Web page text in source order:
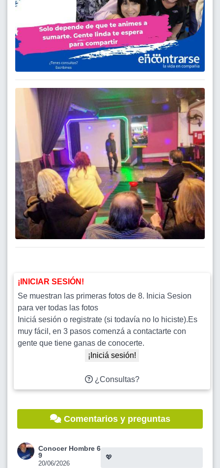
¡INICIAR SESIÓN!
Se muestran las primeras fotos de 8. Inicia Sesion
para ver todas las fotos
Iniciá sesión o registrate (si todavía no lo hiciste).Es
muy fácil, en 3 pasos comenzá a contactarte con
gente que tiene ganas de conocerte.
¡Iniciá sesión!
¿Consultas?
Comentarios y preguntas
Conocer Hombre 6
9
20/06/2026
💖